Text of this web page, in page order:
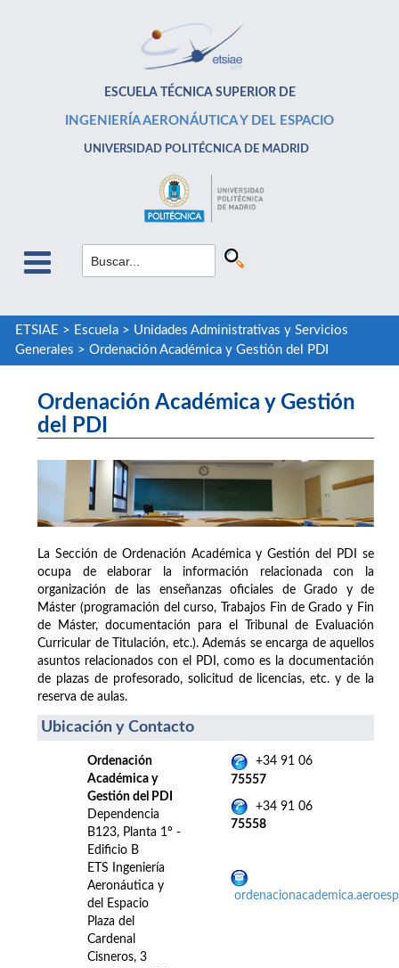
ESCUELA TÉCNICA SUPERIOR DE
INGENIERÍA AERONÁUTICA Y DEL ESPACIO
UNIVERSIDAD POLITÉCNICA DE MADRID
ETSIAE > Escuela> Unidades Administrativas y Servicios
Generales > Ordenación Académica y Gestión del PDI
Ordenación Académica y Gestión
del PDI
La Sección de Ordenación Académica y Gestión del PDI se
ocupa de elaborar la información relacionada con la
organización de las enseñanzas oficiales de Grado y de
Máster (programación del curso, Trabajos Fin de Grado y Fin
de Máster, documentación para el Tribunal de Evaluación
Curricular de Titulación, etc.). Además se encarga de aquellos
asuntos relacionados con el PDI, como es la documentación
de plazas de profesorado, solicitud de licencias, etc. y de la
reserva de aulas.
Ubicación y Contacto
Ordenación
Académica y
Gestión del PDI
Dependencia
B123, Planta 1º -
Edificio B
ETS Ingeniería
Aeronáutica y
del Espacio
Plaza del
Cardenal
Cisneros, 3
+34 91 06
75557
+34 91 06
75558